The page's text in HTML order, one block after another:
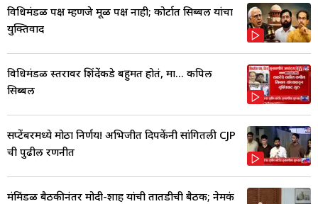
विधिमंडळ पक्ष म्हणजे मूळ पक्ष नाही; कोर्टात सिब्बल यांचा
युक्तिवाद
विधिमंडळ स्तरावर शिंदेंकडे बहुमत होतं, मात्र... कपिल
सिब्बल
सप्टेंबरमध्ये मोठा निर्णय! अभिजीत दिपकेंनी सांगितली CJP
ची पुढील रणनीत
मंत्रिमंडळ बैठकीनंतर मोदी-शाह यांची तातडीची बैठक; नेमकं